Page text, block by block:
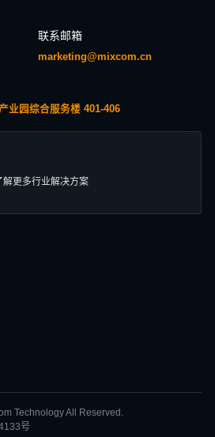
联系邮箱
marketing@mixcom.cn
业园综合服务楼 401-406
解更多行业解决方案
Technology All Reserved.
号